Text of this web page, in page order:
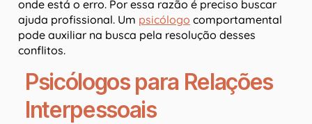
onde está o erro. Por essa razão é preciso buscar
ajuda profissional. Um psicólogo comportamental
pode auxiliar na busca pela resolução desses
conflitos.
Psicólogos para Relações
Interpessoais